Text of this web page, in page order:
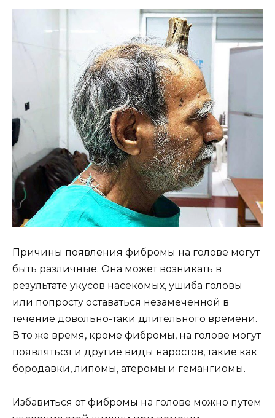
Причины появления фибромы на голове могут
быть различные. Она может возникать в
результате укусов насекомых, ушиба головы
или попросту оставаться незамеченной в
течение довольно-таки длительного времени.
В то же время, кроме фибромы, на голове могут
появляться и другие виды наростов, такие как
бородавки, липомы, атеромы и гемангиомы.
Избавиться от фибромы на голове можно путем